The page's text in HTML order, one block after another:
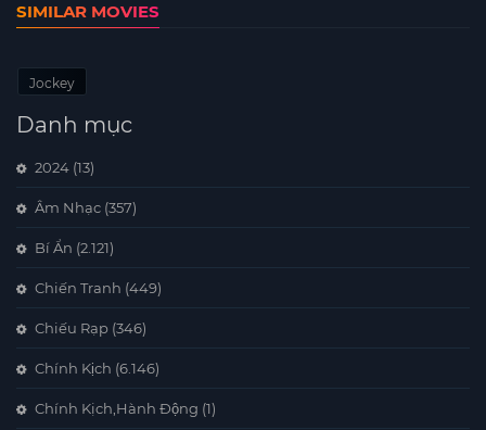
SIMILAR MOVIES
Jockey
Danh mục
2024 (13)
Âm Nhạc (357)
Bí Ẩn (2.121)
Chiến Tranh (449)
Chiếu Rạp (346)
Chính Kịch (6.146)
Chính Kịch,Hành Động (1)